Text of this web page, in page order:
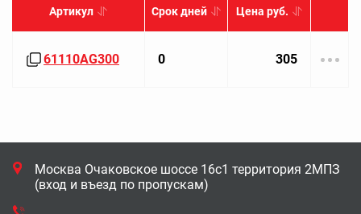
Артикул Срок дней Цена руб.
61110AG300 0 305
Москва Очаковское шоссе 16с1 территория 2МПЗ
(вход и въезд по пропускам)